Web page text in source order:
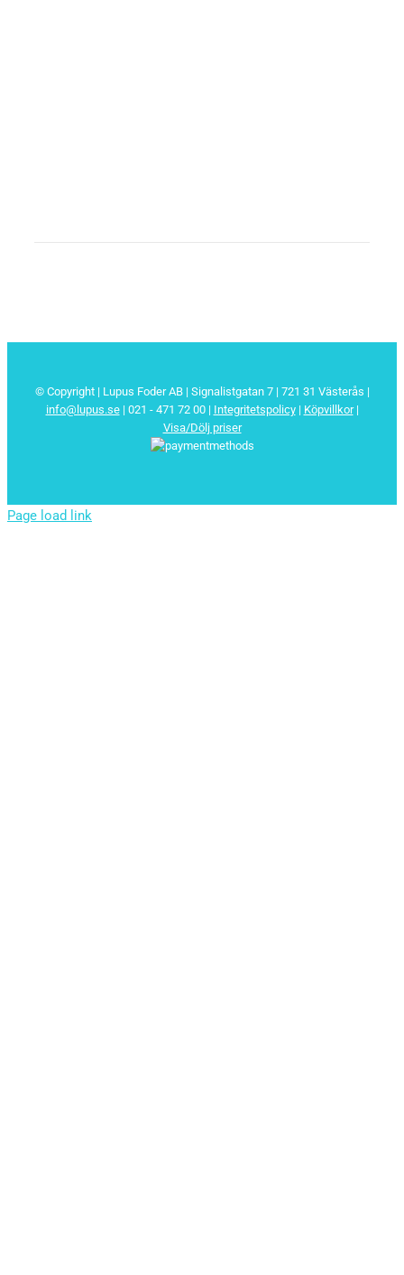
© Copyright | Lupus Foder AB | Signalistgatan 7 | 721 31 Västerås |
info@lupus.se| 021 - 471 72 00 | Integritetspolicy| Köpvillkor|
Visa/Dölj priser
Page load link